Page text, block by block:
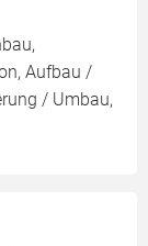
Aufbau /
/ Umbau,